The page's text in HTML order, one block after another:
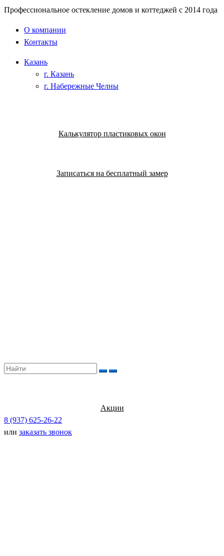
Профессиональное остекление домов и коттеджей с 2014 года
О компании
Контакты
Казань
г. Казань
г. Набережные Челны
Калькулятор пластиковых окон
Записаться на бесплатный замер
Акции
8 (937) 625-26-22
или заказать звонок